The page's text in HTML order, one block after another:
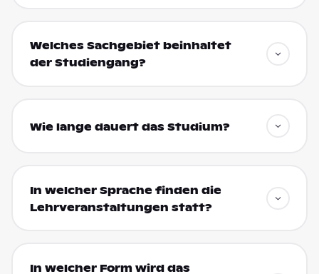
Welches Sachgebiet beinhaltet
der Studiengang?
Wie lange dauert das Studium?
In welcher Sprache finden die
Lehrveranstaltungen statt?
In welcher Form wird das